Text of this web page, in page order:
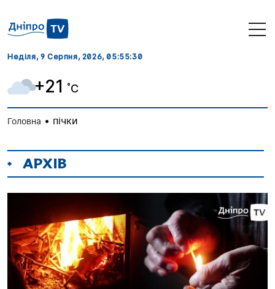
Неділя, 9 Серпня, 2026, 05:55:30
+21 ˚C
Головна • пічки
АРХІВ